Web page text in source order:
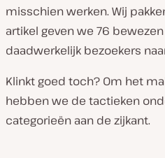
misschienwerken. Wij
artikel geven we 76
daadwerkelijk bezoekers
Klinkt goed toch? Om het
hebben we de tactieken
categorieën aan de zijkant.